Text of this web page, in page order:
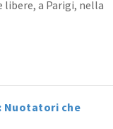
libere, a Parigi, nella
Nuotatori che